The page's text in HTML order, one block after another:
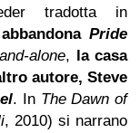
tradotta in
Pride
alone, la casa
autore, Steve
. In The Dawn of
, 2010) si narrano